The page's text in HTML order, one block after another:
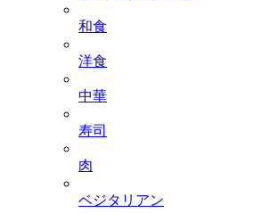
和食
洋食
中華
寿司
肉
ベジタリアン